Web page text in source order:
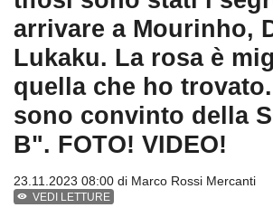
arrivare a Mourinho,
Lukaku. La rosa è
quella che ho
sono convinto della
B". FOTO! VIDEO!
23.11.2023 08:00 di Marco Rossi Mercanti
VEDI LETTURE